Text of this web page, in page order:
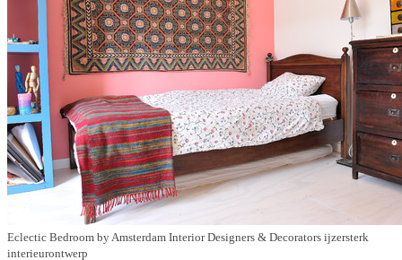
Eclectic Bedroom byAmsterdam Interior Designers & Decorators ijzersterk
interieurontwerp